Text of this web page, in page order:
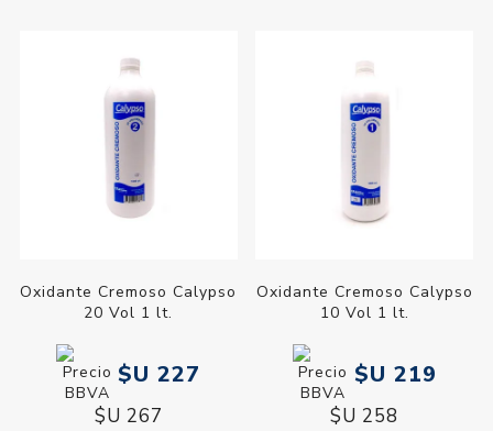
Oxidante Cremoso Calypso
20 Vol 1 lt.
$U 227
$U 267
Oxidante Cremoso Calypso
10 Vol 1 lt.
$U 219
$U 258